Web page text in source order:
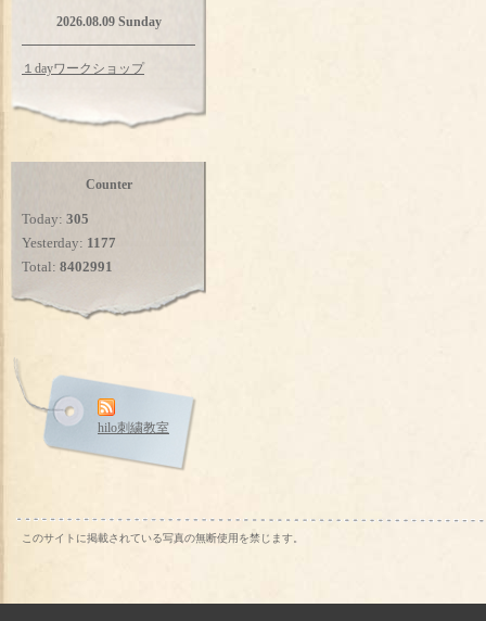
2026.08.09 Sunday
１dayワークショップ
Counter
Today: 305
Yesterday: 1177
Total: 8402991
hilo刺繍教室
このサイトに掲載されている写真の無断使用を禁じます。